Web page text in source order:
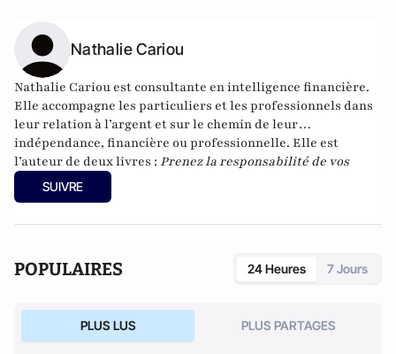
Nathalie Cariou
Nathalie Cariou est consultante en intelligence financière.
Elle accompagne les particuliers et les professionnels dans
leur relation à l’argent et sur le chemin de leur
indépendance, financière ou professionnelle. Elle est
l’auteur de deux livres : Prenez la responsabilité de vos
finances etOser devenir rich
depuis 2009, elle dirige la société qu’elle a créée : les Clefs
l’indépendance financière , elle intervient régulièrement en
Vous pouvez retrouver ses tribunes sur l’argent et la liberté
financière sur son site :
www.clefsdelareussite.fr
SUIVRE
POPULAIRES 24 Heures 7 Jours
PLUS LUS PLUS PARTAGES